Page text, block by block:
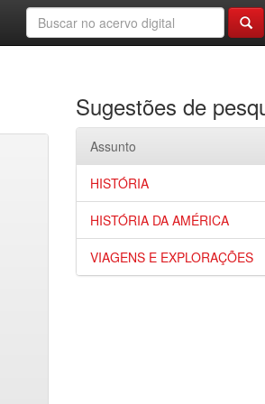
Sugestões de
Assunto
HISTÓRIA
HISTÓRIA DA AMÉRICA
VIAGENS E EXPLORAÇÕES